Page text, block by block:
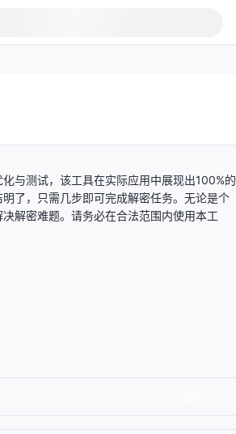
与测试，该工具在实际应用中展现出100%的
了，只需几步即可完成解密任务。无论是个
解密难题。请务必在合法范围内使用本工